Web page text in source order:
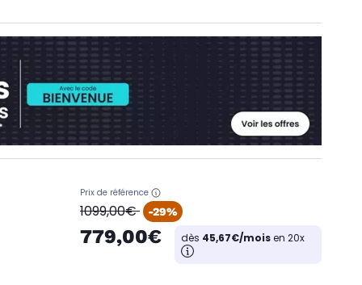
Prix de référence
oldPrice
1099,00€ -29%
779,00€ dès 45,67€/moisen 20x